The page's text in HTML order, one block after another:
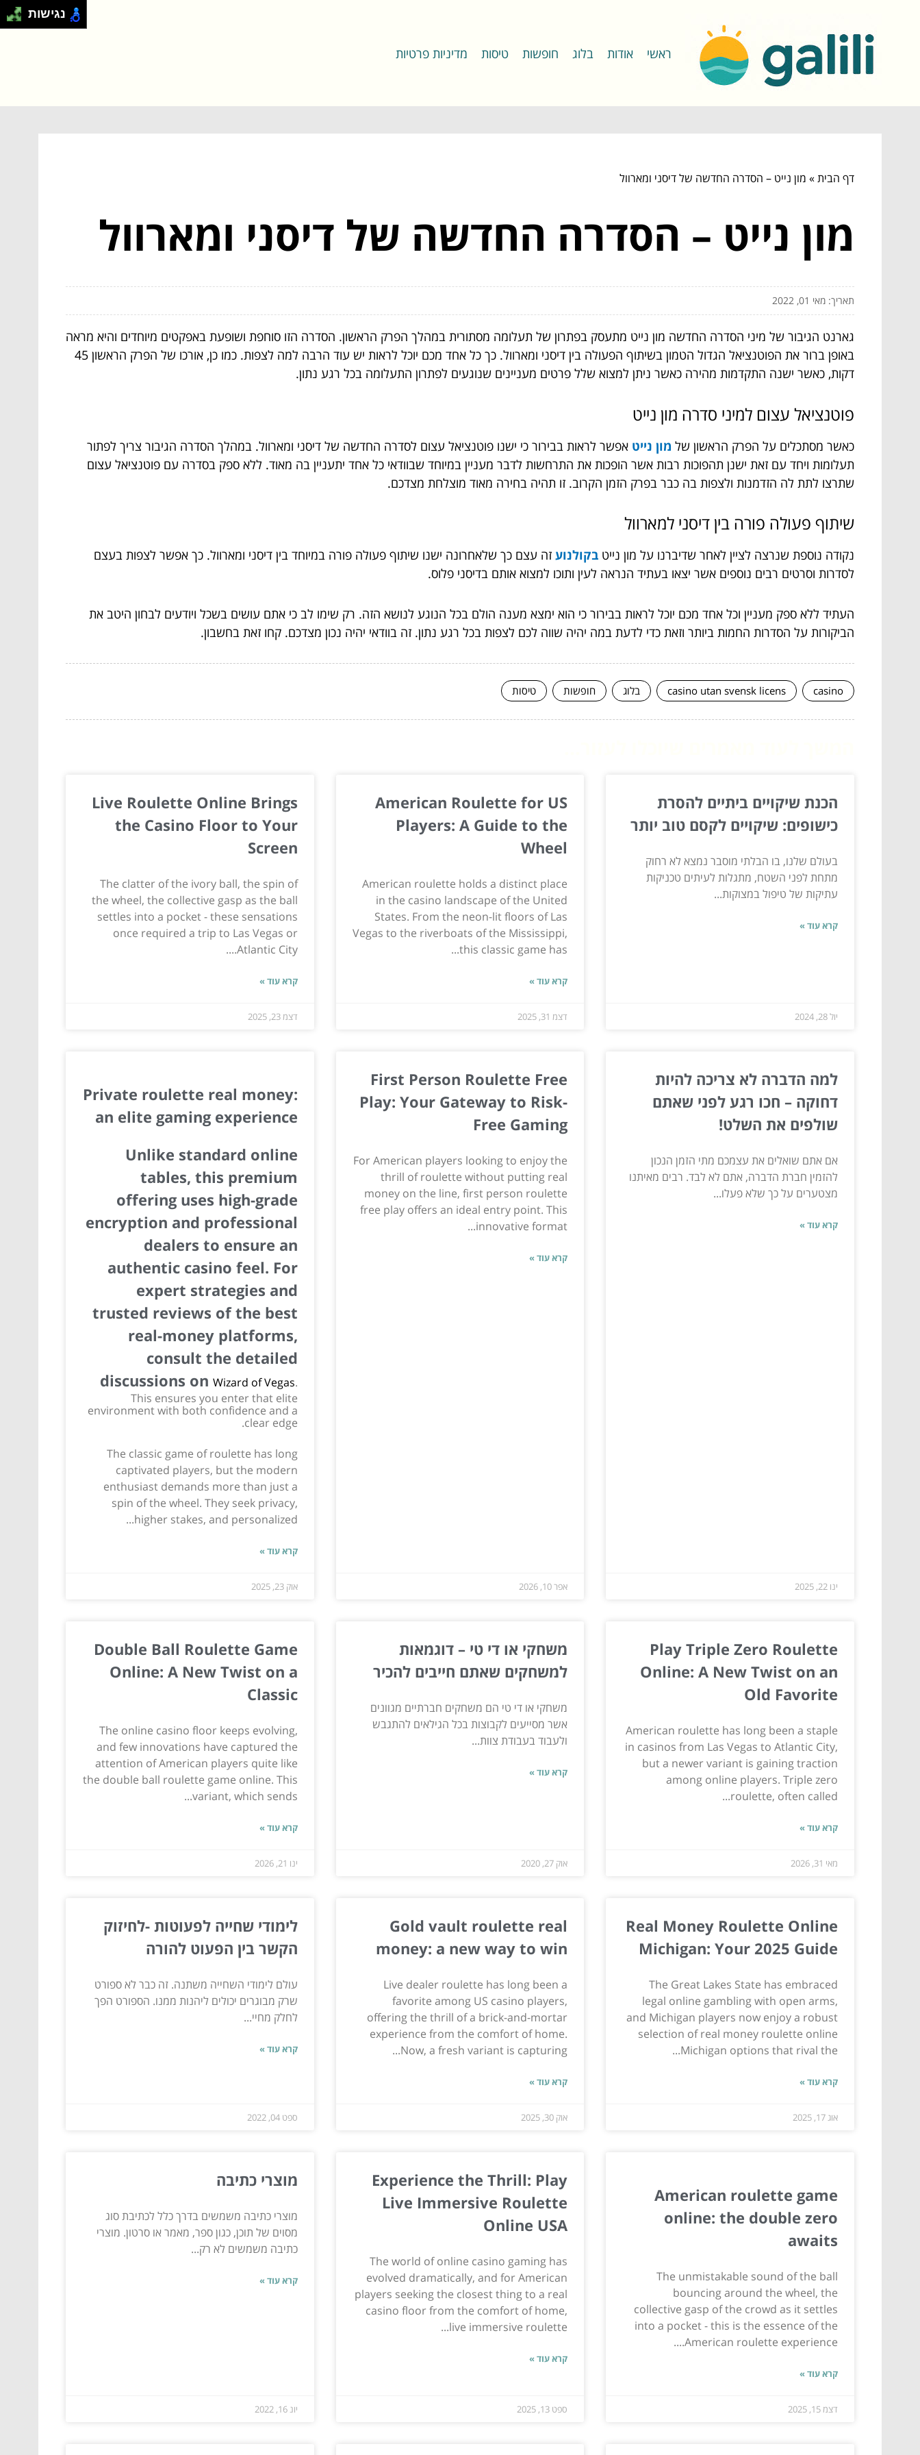
ראשי אודות בלוג חופשות טיסות מדיניות פרטיות
דף הבית» מון נייט – הסדרה החדשה של דיסני ומארוול
מון נייט – הסדרה החדשה של דיסני ומארוול
תאריך: מאי 01, 2022
גארנט הגיבור של מיני הסדרה החדשה מון נייט מתעסק בפתרון של תעלומה מסתורית במהלך הפרק הראשון. הסדרה הזו סוחפת ושופעת באפקטים מיוחדים והיא מראה
באופן ברור את הפוטנציאל הגדול הטמון בשיתוף הפעולה בין דיסני ומארוול. כך כל אחד מכם יוכל לראות יש עוד הרבה למה לצפות. כמו כן, אורכו של הפרק הראשון 45
דקות, כאשר ישנה התקדמות מהירה כאשר ניתן למצוא שלל פרטים מעניינים שנוגעים לפתרון התעלומה בכל רגע נתון.
פוטנציאל עצום למיני סדרה מון נייט
כאשר מסתכלים על הפרק הראשון של מון נייט אפשר לראות בבירור כי ישנו פוטנציאל עצום לסדרה החדשה של דיסני ומארוול. במהלך הסדרה הגיבור צריך לפתור
תעלומות ויחד עם זאת ישנן תהפוכות רבות אשר הופכות את התרחשות לדבר מעניין במיוחד שבוודאי כל אחד יתעניין בה מאוד. ללא ספק בסדרה עם פוטנציאל עצום
שתרצו לתת לה הזדמנות ולצפות בה כבר בפרק הזמן הקרוב. זו תהיה בחירה מאוד מוצלחת מצדכם.
שיתוף פעולה פורה בין דיסני למארוול
נקודה נוספת שנרצה לציין לאחר שדיברנו על מון נייט בקולנוע זה עצם כך שלאחרונה ישנו שיתוף פעולה פורה במיוחד בין דיסני ומארוול. כך אפשר לצפות בעצם
לסדרות וסרטים רבים נוספים אשר יצאו בעתיד הנראה לעין ותוכו למצוא אותם בדיסני פלוס.
העתיד ללא ספק מעניין וכל אחד מכם יוכל לראות בבירור כי הוא ימצא מענה הולם בכל הנוגע לנושא הזה. רק שימו לב כי אתם עושים בשכל ויודעים לבחון היטב את
הביקורות על הסדרות החמות ביותר וזאת כדי לדעת במה יהיה שווה לכם לצפות בכל רגע נתון. זה בוודאי יהיה נכון מצדכם. קחו זאת בחשבון.
casino
casino utan svensk licens בלוג חופשות טיסות
הכנת שיקויים ביתיים להסרת
כישופים: שיקויים לקסם טוב יותר
בעולם שלנו, בו הבלתי מוסבר נמצא לא רחוק
מתחת לפני השטח, מתגלות לעיתים טכניקות
עתיקות של טיפול במצוקות...
קרא עוד »
יול 28, 2024
American Roulette for US
Players: A Guide to the
Wheel
American roulette holds a distinct place
in the casino landscape of the United
States. From the neon-lit floors of Las
Vegas to the riverboats of the Mississippi,
this classic game has...
קרא עוד »
דצמ 31, 2025
Live Roulette Online Brings
the Casino Floor to Your
Screen
The clatter of the ivory ball, the spin of
the wheel, the collective gasp as the ball
settles into a pocket - these sensations
once required a trip to Las Vegas or
Atlantic City....
קרא עוד »
דצמ 23, 2025
למה הדברה לא צריכה להיות
דחוקה – חכו רגע לפני שאתם
שולפים את השלט!
אם אתם שואלים את עצמכם מתי הזמן הנכון
להזמין חברת הדברה, אתם לא לבד. רבים מאיתנו
מצטערים על כך שלא פעלו...
קרא עוד »
ינו 22, 2025
First Person Roulette Free
Play: Your Gateway to Risk-
Free Gaming
For American players looking to enjoy the
thrill of roulette without putting real
money on the line, first person roulette
free play offers an ideal entry point. This
innovative format...
קרא עוד »
אפר 10, 2026
Private roulette real money:
an elite gaming experience
Unlike standard online
tables, this premium
offering uses high-grade
encryption and professional
dealers to ensure an
authentic casino feel. For
expert strategies and
trusted reviews of the best
real-money platforms,
consult the detailed
discussions on Wizard of Vegas.
This ensures you enter that elite
environment with both confidence and a
clear edge.
The classic game of roulette has long
captivated players, but the modern
enthusiast demands more than just a
spin of the wheel. They seek privacy,
higher stakes, and personalized...
קרא עוד »
אוק 23, 2025
Play Triple Zero Roulette
Online: A New Twist on an
Old Favorite
American roulette has long been a staple
in casinos from Las Vegas to Atlantic City,
but a newer variant is gaining traction
among online players. Triple zero
roulette, often called...
קרא עוד »
מאי 31, 2026
משחקי או די טי – דוגמאות
למשחקים שאתם חייבים להכיר
משחקי או די טי הם משחקים חברתיים מגוונים
אשר מסייעים לקבוצות בכל הגילאים להתגבש
ולעבוד בעבודת צוות...
קרא עוד »
אוק 27, 2020
Double Ball Roulette Game
Online: A New Twist on a
Classic
The online casino floor keeps evolving,
and few innovations have captured the
attention of American players quite like
the double ball roulette game online. This
variant, which sends...
קרא עוד »
ינו 21, 2026
Real Money Roulette Online
Michigan: Your 2025 Guide
The Great Lakes State has embraced
legal online gambling with open arms,
and Michigan players now enjoy a robust
selection of real money roulette online
Michigan options that rival the...
קרא עוד »
אוג 17, 2025
Gold vault roulette real
money: a new way to win
Live dealer roulette has long been a
favorite among US casino players,
offering the thrill of a brick-and-mortar
experience from the comfort of home.
Now, a fresh variant is capturing...
קרא עוד »
אוק 30, 2025
לימודי שחייה לפעוטות -לחיזוק
הקשר בין הפעוט להורה
עולם לימודי השחייה משתנה. זה כבר לא ספורט
שרק מבוגרים יכולים ליהנות ממנו. הספורט הפך
לחלק מחיי...
קרא עוד »
ספט 04, 2022
American roulette game
online: the double zero
awaits
The unmistakable sound of the ball
bouncing around the wheel, the
collective gasp of the crowd as it settles
into a pocket - this is the essence of the
American roulette experience....
קרא עוד »
דצמ 15, 2025
Experience the Thrill: Play
Live Immersive Roulette
Online USA
The world of online casino gaming has
evolved dramatically, and for American
players seeking the closest thing to a real
casino floor from the comfort of home,
live immersive roulette...
קרא עוד »
ספט 13, 2025
מוצרי כתיבה
מוצרי כתיבה משמשים בדרך כלל לכתיבת סוג
מסוים של תוכן, כגון ספר, מאמר או סרטון. מוצרי
כתיבה משמשים לא רק...
קרא עוד »
יונ 16, 2022
נגישות